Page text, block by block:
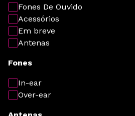
Fones De Ouvido
Acessórios
Em breve
Antenas
Fones
In-ear
Over-ear